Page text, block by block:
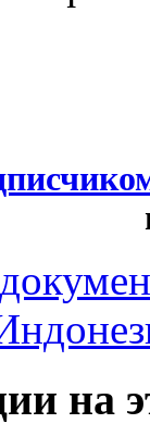
на